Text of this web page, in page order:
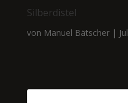
Silberdistel
von Manuel Bätscher|